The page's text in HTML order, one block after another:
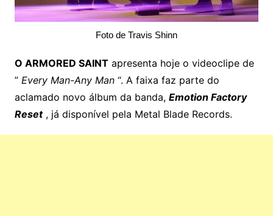
Foto de Travis Shinn
O ARMORED SAINTapresenta hoje o videoclipe de
” Every Man-Any Man“. A faixa faz parte do
aclamado novo álbum da banda, Emotion Factory
Reset, já disponível pela Metal Blade Records.